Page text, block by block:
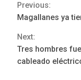
Continue
Reading
Previous:
Magallanes ya
Next:
Tres hombres
cableado